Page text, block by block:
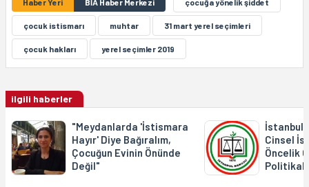
Haber Yeri BİA Haber Merkezi çocuğa yönelik şiddet
çocuk istismarı muhtar 31 mart yerel seçimleri
çocuk hakları yerel seçimler 2019
ilgili haberler
"Meydanlarda 'İstismara
Hayır' Diye Bağıralım,
Çocuğun Evinin Önünde
Değil"
İstanbul
Cinsel
Öncelik